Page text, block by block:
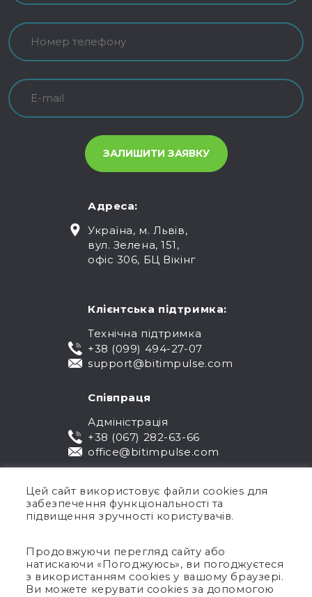
Адреса:
Україна, м. Львів,
вул. Зелена, 151,
офіс 306, БЦ Вікінг
Клієнтська підтримка:
Технічна підтримка
+38 (099) 494-27-07
support@bitimpulse.com
Співпраця
Адміністрація
+38 (067) 282-63-66
office@bitimpulse.com
Публічна оферта
Гарантія
Цей сайт використовує файли cookies для
забезпечення функціональності та
підвищення зручності користувачів.
Продовжуючи перегляд сайту або
натискаючи «Погоджуюсь», ви погоджуєтеся
з використанням cookies у вашому браузері.
Ви можете керувати cookies за допомогою